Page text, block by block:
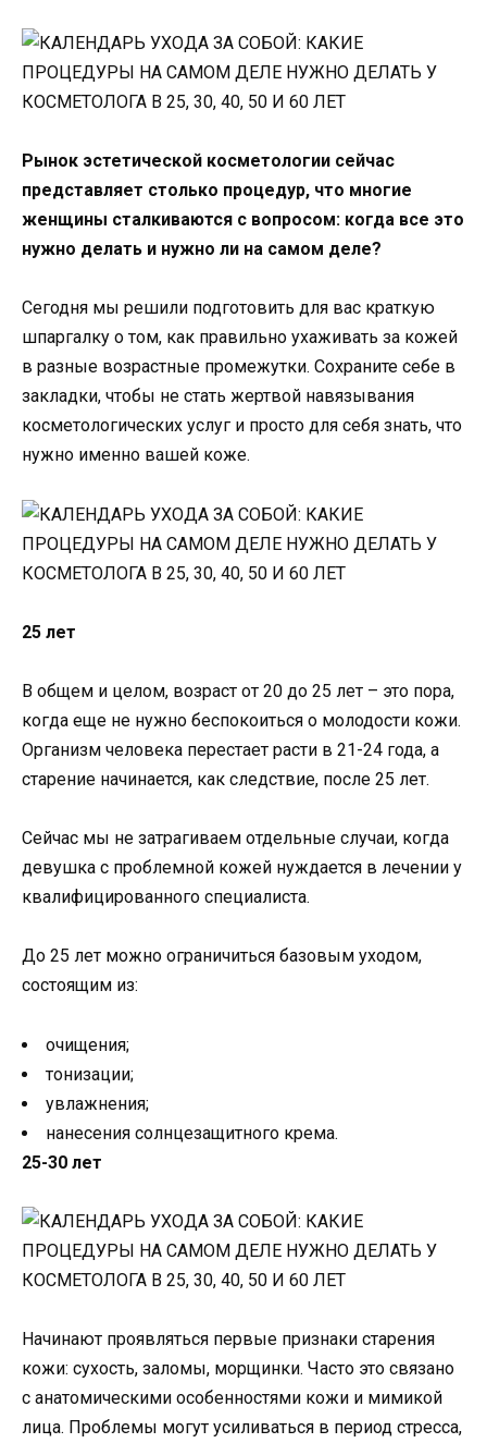
Рынок эстетической косметологии сейчас
представляет столько процедур, что многие
женщины сталкиваются с вопросом: когда все это
нужно делать и нужно ли на самом деле?
Сегодня мы решили подготовить для вас краткую
шпаргалку о том, как правильно ухаживать за кожей
в разные возрастные промежутки. Сохраните себе в
закладки, чтобы не стать жертвой навязывания
косметологических услуг и просто для себя знать, что
нужно именно вашей коже.
25 лет
В общем и целом, возраст от 20 до 25 лет – это пора,
когда еще не нужно беспокоиться о молодости кожи.
Организм человека перестает расти в 21-24 года, а
старение начинается, как следствие, после 25 лет.
Сейчас мы не затрагиваем отдельные случаи, когда
девушка с проблемной кожей нуждается в лечении у
квалифицированного специалиста.
До 25 лет можно ограничиться базовым уходом,
состоящим из:
очищения;
тонизации;
увлажнения;
нанесения солнцезащитного крема.
25-30 лет
Начинают проявляться первые признаки старения
кожи: сухость, заломы, морщинки. Часто это связано
с анатомическими особенностями кожи и мимикой
лица. Проблемы могут усиливаться в период стресса,